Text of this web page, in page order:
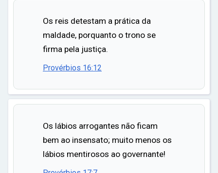
Os reis detestam a prática da
maldade, porquanto o trono se
firma pela justiça.
Provérbios 16:12
Os lábios arrogantes não ficam
bem ao insensato; muito menos os
lábios mentirosos ao governante!